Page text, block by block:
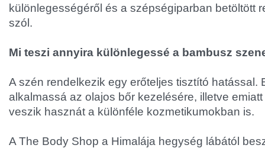
különlegességéről és a szépségiparban betöltött
szól.
Mi teszi annyira különlegessé a bambusz
A szén rendelkezik egy erőteljes tisztító hatással.
alkalmassá az olajos bőr kezelésére, illetve
veszik hasznát a különféle kozmetikumokban is.
A The Body Shop a Himalája hegység lábától